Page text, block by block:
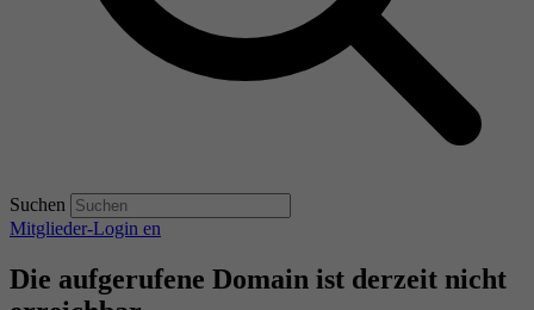
Suchen
Mitglieder-Login en
Die aufgerufene Domain ist derzeit nicht